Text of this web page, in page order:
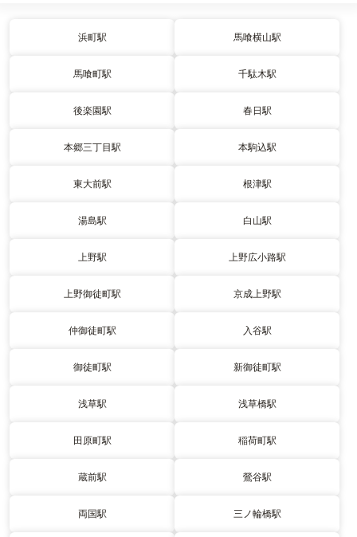
浜町駅 馬喰横山駅
馬喰町駅 千駄木駅
後楽園駅 春日駅
本郷三丁目駅 本駒込駅
東大前駅 根津駅
湯島駅 白山駅
上野駅 上野広小路駅
上野御徒町駅 京成上野駅
仲御徒町駅 入谷駅
御徒町駅 新御徒町駅
浅草駅 浅草橋駅
田原町駅 稲荷町駅
蔵前駅 鶯谷駅
両国駅 三ノ輪橋駅